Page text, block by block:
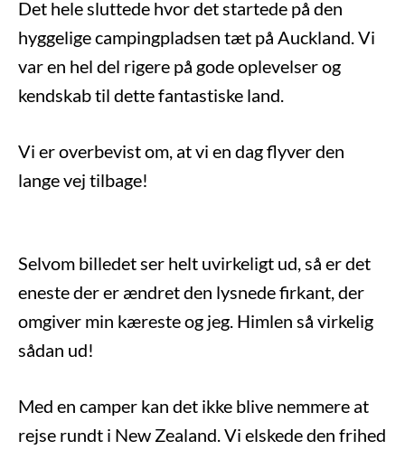
Det hele sluttede hvor det startede på den
hyggelige campingpladsen tæt på Auckland. Vi
var en hel del rigere på gode oplevelser og
kendskab til dette fantastiske land.
Vi er overbevist om, at vi en dag flyver den
lange vej tilbage!
Selvom billedet ser helt uvirkeligt ud, så er det
eneste der er ændret den lysnede firkant, der
omgiver min kæreste og jeg. Himlen så virkelig
sådan ud!
Med en camper kan det ikke blive nemmere at
rejse rundt i New Zealand. Vi elskede den frihed